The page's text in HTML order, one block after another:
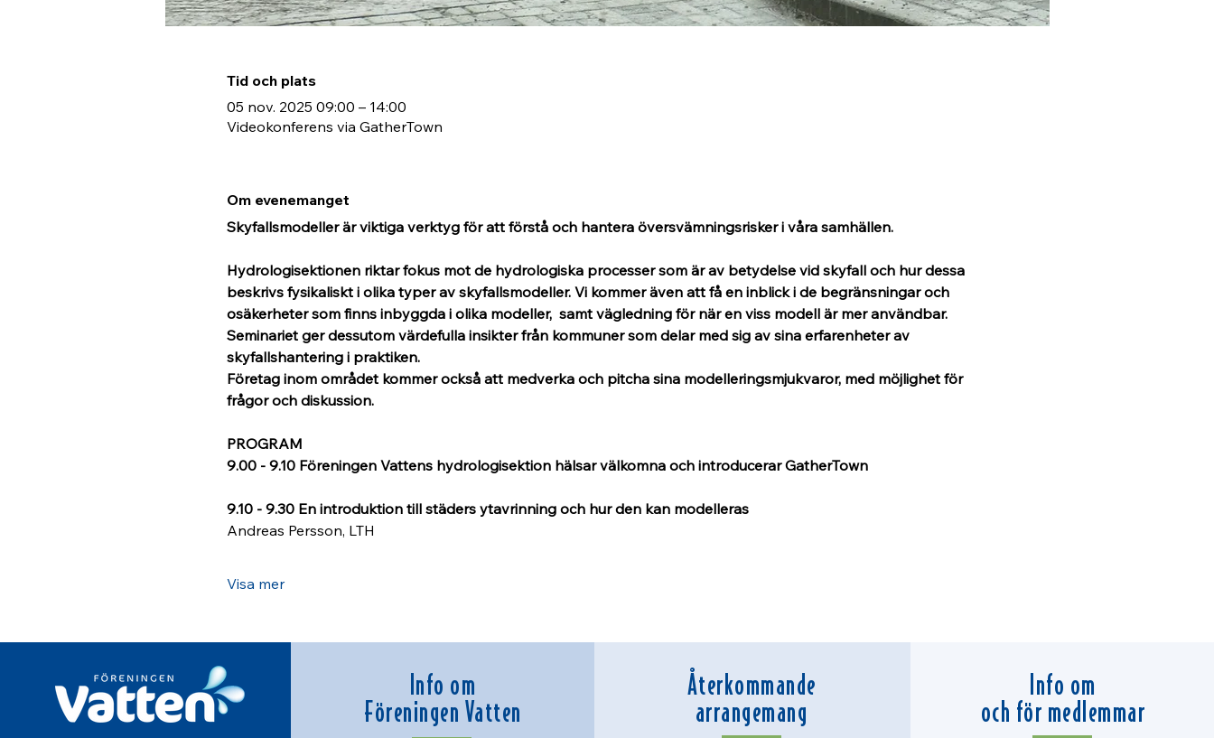
Tid och plats
05 nov. 2025 09:00 – 14:00
Videokonferens via GatherTown
Om evenemanget
Skyfallsmodeller är viktiga verktyg för att förstå och hantera översvämningsrisker i våra samhällen.
Hydrologisektionen riktar fokus mot de hydrologiska processer som är av betydelse vid skyfall och hur dessa
beskrivs fysikaliskt i olika typer av skyfallsmodeller. Vi kommer även att få en inblick i de begränsningar och
osäkerheter som finns inbyggda i olika modeller,  samt vägledning för när en viss modell är mer användbar.
Seminariet ger dessutom värdefulla insikter från kommuner som delar med sig av sina erfarenheter av
skyfallshantering i praktiken.
Företag inom området kommer också att medverka och pitcha sina modelleringsmjukvaror, med möjlighet för
frågor och diskussion.
PROGRAM
9.00 - 9.10 Föreningen Vattens hydrologisektion hälsar välkomna och introducerar GatherTown
9.10 - 9.30 En introduktion till städers ytavrinning och hur den kan modelleras
Andreas Persson, LTH
Visa mer
Info om
Föreningen Vatten
Återkommande
arrangemang
Info om
och för medlemmar